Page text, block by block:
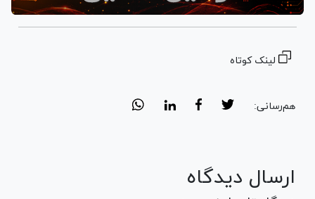
لینک کوتاه
هم‌رسانی:
ارسال دیدگاه